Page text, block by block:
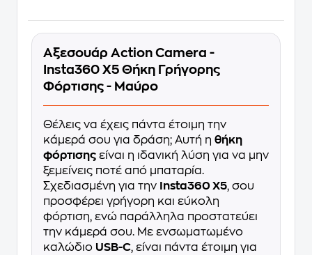
Αξεσουάρ Action Camera -
Insta360 X5 Θήκη Γρήγορης
Φόρτισης - Μαύρο
Θέλεις να έχεις πάντα έτοιμη την
κάμερά σου για δράση; Αυτή η θήκη
φόρτισης είναι η ιδανική λύση για να μην
ξεμείνεις ποτέ από μπαταρία.
Σχεδιασμένη για την
Insta360 X5, σου
προσφέρει γρήγορη και εύκολη
φόρτιση, ενώ παράλληλα προστατεύει
την κάμερά σου. Με ενσωματωμένο
καλώδιο USB-C, είναι πάντα έτοιμη για